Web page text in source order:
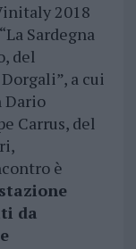
2018
Sardegna
del
a cui
Dario
Carrus, del
è
da